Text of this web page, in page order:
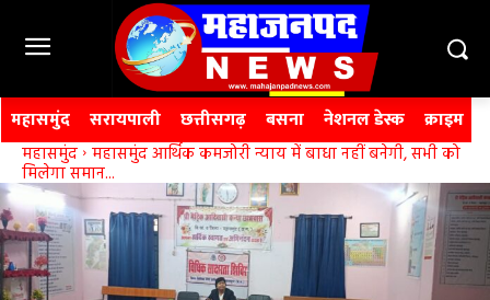
महासमुंद सरायपाली छत्तीसगढ़ बसना नेशनल डेस्क क्राइम
महासमुंद महासमुंद आर्थिक कमजोरी न्याय में बाधा नहीं बनेगी, सभी को
मिलेगा समान...